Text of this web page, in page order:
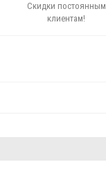
Скидки постоянным
клиентам!